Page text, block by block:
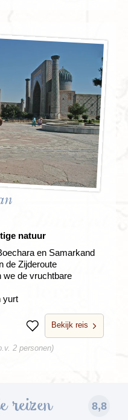
natuur
en Samarkand
de Zijderoute
we de vruchtbare
yurt
BewarenBekijk reis
2 personen)
reizen 8,8